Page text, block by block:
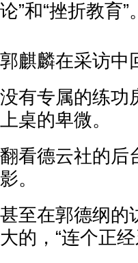
论”和“挫折教育”。
郭麒麟在采访中
没有专属的练功
上桌的卑微。
翻看德云社的后
影。
甚至在郭德纲的
大的，“连个正经